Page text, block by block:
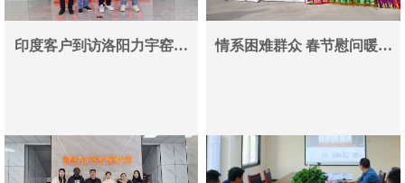
印度客户到访洛阳力宇窑炉
情系困难群众 春节慰问暖人